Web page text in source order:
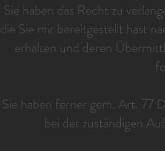
Sie haben das Recht zu
die Sie mir bereitgestellt hast
erhalten und deren
Sie haben ferner gem. Art. 77
bei der zuständigen